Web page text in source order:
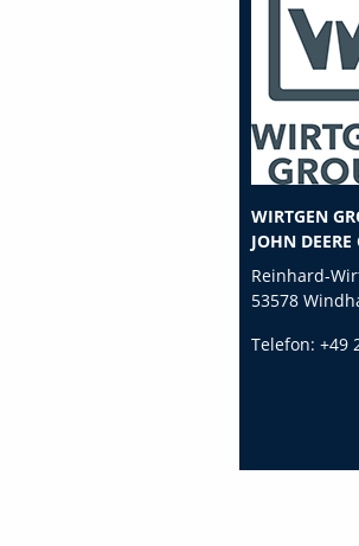
WIRTGEN
JOHN
Reinhard-
53578
Telefon: +49